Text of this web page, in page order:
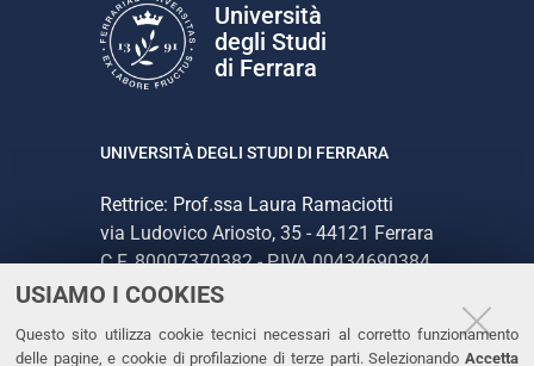
USIAMO I COOKIES
Questo sito utilizza cookie tecnici necessari al corretto funzionamento
delle pagine, e cookie di profilazione di terze parti. Selezionando Accetta
Università
degli Studi
di Ferrara
UNIVERSITÀ DEGLI STUDI DI FERRARA
Rettrice: Prof.ssa Laura Ramaciotti
via Ludovico Ariosto, 35 - 44121 Ferrara
C.F. 80007370382 - P.IVA 00434690384
CONTATTI